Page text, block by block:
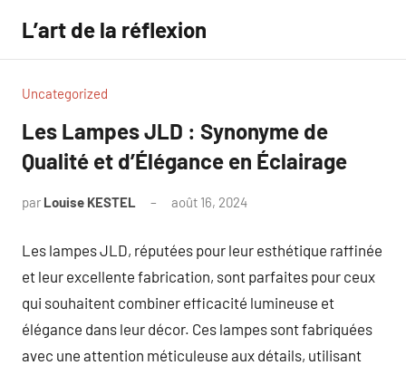
contenu
L’art de la réflexion
Uncategorized
Les Lampes JLD : Synonyme de
Qualité et d’Élégance en Éclairage
par Louise KESTEL août 16, 2024
Les lampes JLD, réputées pour leur esthétique raffinée
et leur excellente fabrication, sont parfaites pour ceux
qui souhaitent combiner efficacité lumineuse et
élégance dans leur décor. Ces lampes sont fabriquées
avec une attention méticuleuse aux détails, utilisant